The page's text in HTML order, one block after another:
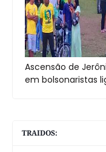
Ascensão de
em bolsonaristas
TRAIDOS: